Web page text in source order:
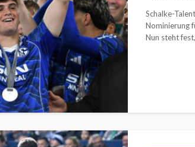
Schalke-
Nominierung
Nun steht